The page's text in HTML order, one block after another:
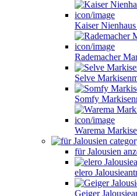
Kaiser
Rademacher
Selve
Somfy
Warema
für Jalousien
elero
Geiger